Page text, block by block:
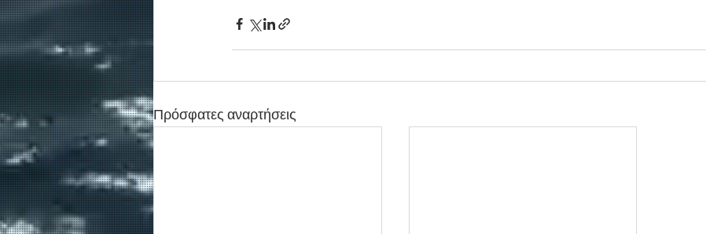
Πρόσφατες αναρτήσεις